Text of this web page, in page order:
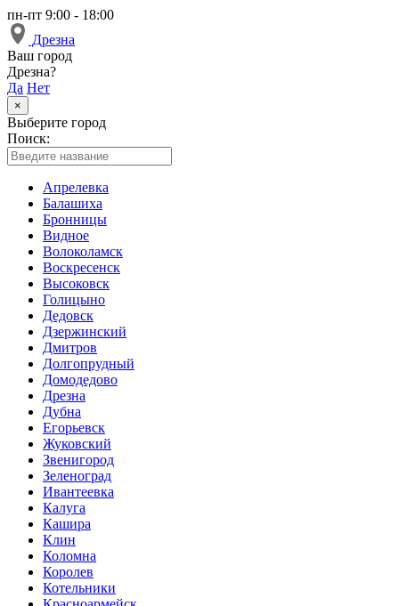
пн-пт 9:00 - 18:00
Дрезна
Ваш город
Дрезна?
Да Нет
×
Выберите город
Поиск:
Апрелевка
Балашиха
Бронницы
Видное
Волоколамск
Воскресенск
Высоковск
Голицыно
Дедовск
Дзержинский
Дмитров
Долгопрудный
Домодедово
Дрезна
Дубна
Егорьевск
Жуковский
Звенигород
Зеленоград
Ивантеевка
Калуга
Кашира
Клин
Коломна
Королев
Котельники